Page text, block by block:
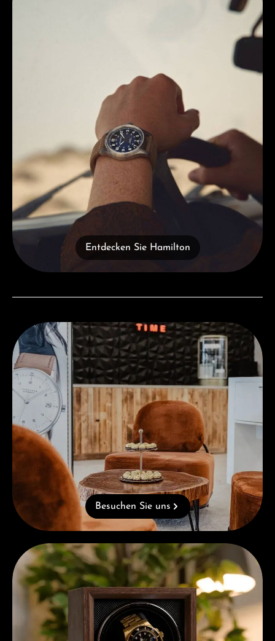
Entdecken Sie Hamilton
Besuchen Sie uns
Besuchen Sie uns
Kostenloses Geschenk ab einem Einkauf von 1.000 €